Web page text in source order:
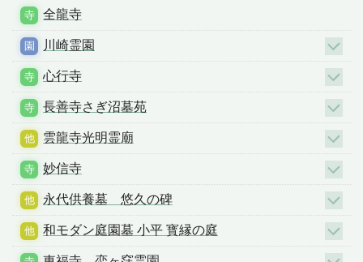
全龍寺
川崎霊園
心行寺
長善寺さぎ沼墓苑
雲龍寺光明霊廟
妙信寺
永代供養墓 悠久の碑
和モダン庭園墓 小平 寳縁の庭